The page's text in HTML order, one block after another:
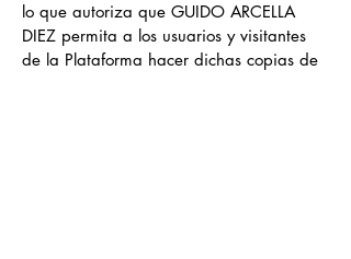
lo que autoriza que GUIDO ARCELLA
DIEZ permita a los usuarios y visitantes
de la Plataforma hacer dichas copias de